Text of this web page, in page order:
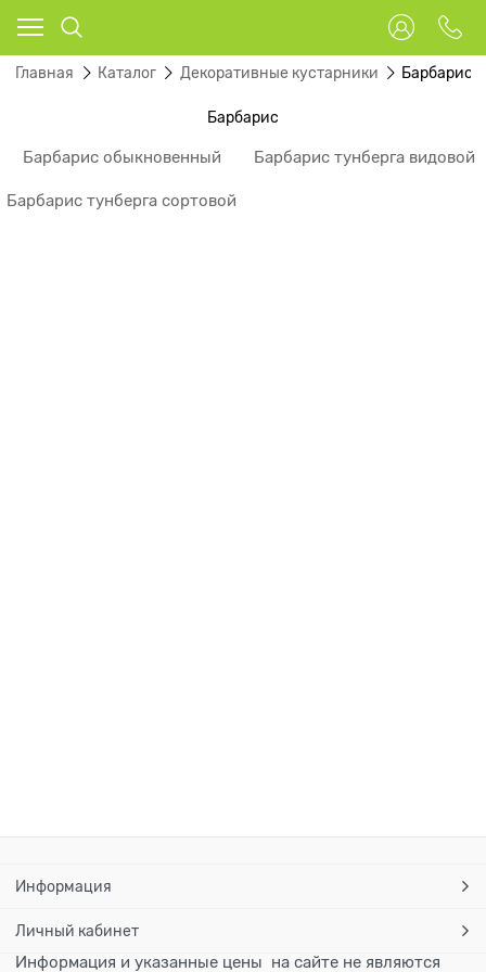
Главная Каталог Декоративные кустарники Барбарис
Барбарис
Барбарис обыкновенный Барбарис тунберга видовой
Барбарис тунберга сортовой
Информация
Личный кабинет
Информация и указанные цены на сайте не являются